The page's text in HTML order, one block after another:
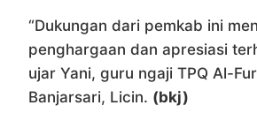
“Dukungan dari pemkab ini
penghargaan dan apresiasi
ujar Yani, guru ngaji TPQ Al-
Banjarsari, Licin. (bkj)